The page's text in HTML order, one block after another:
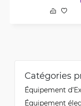
Catégories
Équipement
Équipement